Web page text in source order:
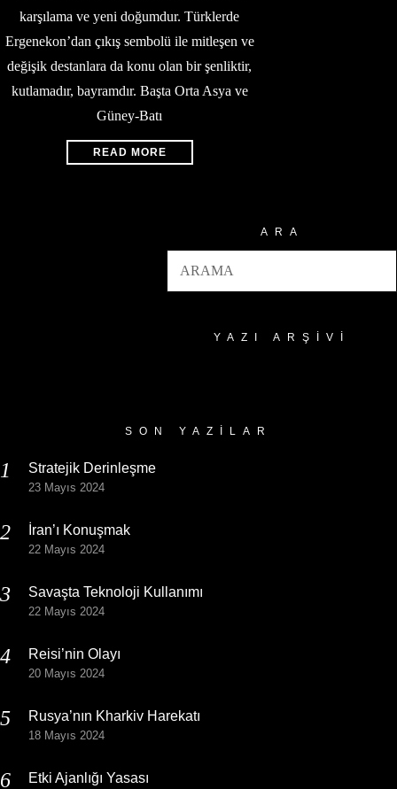
karşılama ve yeni doğumdur. Türklerde
Ergenekon’dan çıkış sembolü ile mitleşen ve
değişik destanlara da konu olan bir şenliktir,
kutlamadır, bayramdır. Başta Orta Asya ve
Güney-Batı
READ MORE
ARA
YAZI ARŞIVI
SON YAZILAR
Stratejik Derinleşme
23 Mayıs 2024
İran’ı Konuşmak
22 Mayıs 2024
Savaşta Teknoloji Kullanımı
22 Mayıs 2024
Reisi’nin Olayı
20 Mayıs 2024
Rusya’nın Kharkiv Harekatı
18 Mayıs 2024
Etki Ajanlığı Yasası